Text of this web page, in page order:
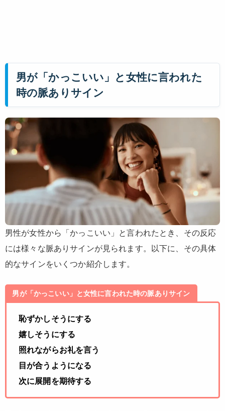
男が「かっこいい」と女性に言われた
時の脈ありサイン
男性が女性から「かっこいい」と言われたとき、その反応
には様々な脈ありサインが見られます。以下に、その具体
的なサインをいくつか紹介します。
男が「かっこいい」と女性に言われた時の脈ありサイン
恥ずかしそうにする
嬉しそうにする
照れながらお礼を言う
目が合うようになる
次に展開を期待する